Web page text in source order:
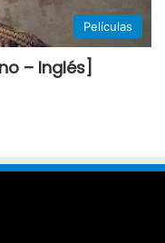
Películas
– Inglés]